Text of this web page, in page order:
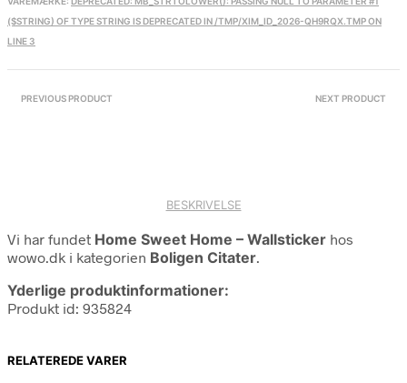
($STRING) OF TYPE STRING IS DEPRECATED IN /TMP/XIM_ID_2026-QH9RQX.TMP ON
LINE 3
PREVIOUS PRODUCT NEXT PRODUCT
BESKRIVELSE
Vi har fundet Home Sweet Home – Wallsticker hos
wowo.dk i kategorien Boligen Citater.
Yderlige produktinformationer:
Produkt id: 935824
RELATEREDE VARER